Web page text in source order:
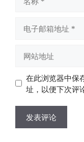
址
址
在此浏览器中保
址，以便下次评